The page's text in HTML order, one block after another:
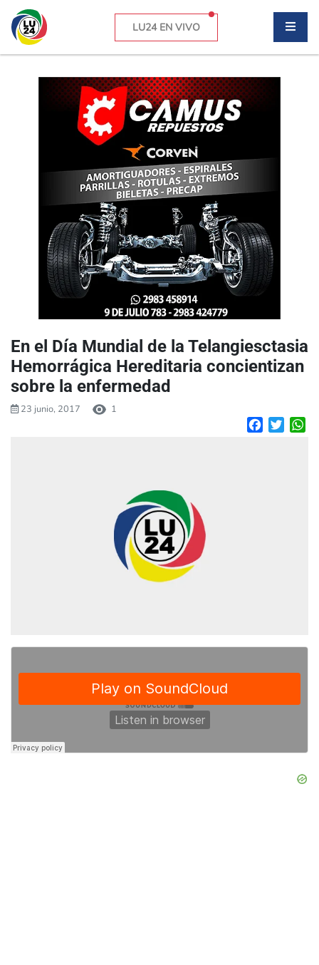
LU24 EN VIVO
En el Día Mundial de la Telangiesctasia
Hemorrágica Hereditaria concientizan
sobre la enfermedad
23 junio, 2017 1
Facebook